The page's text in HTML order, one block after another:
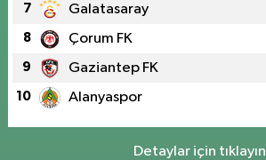
7 Galatasaray
8 Çorum FK
9 Gaziantep FK
10 Alanyaspor
Detaylar için tıklayın